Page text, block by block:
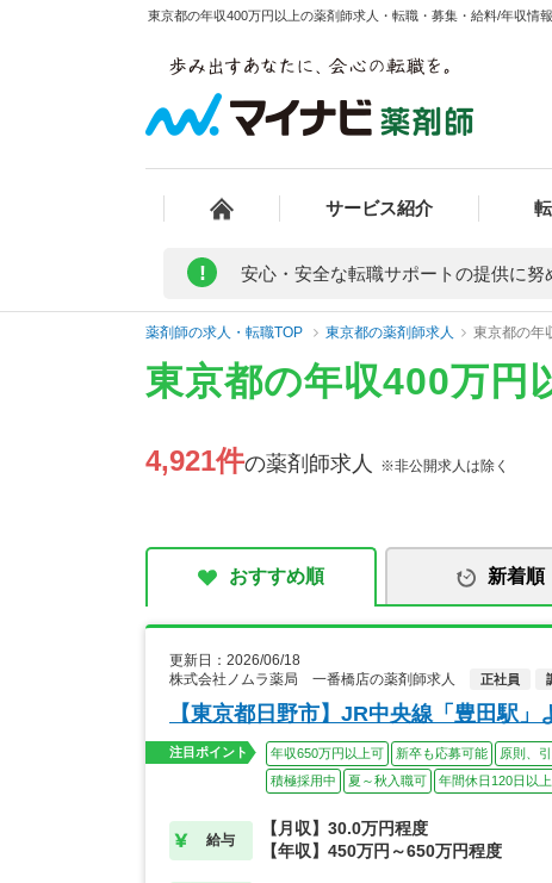
東京都の年収400万円以上の薬剤師求人・転職・募集・給料/年収情
サービス紹介
! 安心・安全な転職サポートの提供に努
薬剤師の求人・転職TOP 東京都の薬剤師求人 東京都の年
東京都の年収400万円
4,921件の薬剤師求人 ※非公開求人は除く
おすすめ順 新着順
更新日：2026/06/18
株式会社ノムラ薬局 一番橋店の薬剤師求人
正社員
【東京都日野市】JR中央線「豊田駅」
注目ポイント 年収650万円以上可 新卒も応募可能 原則、
積極採用中
夏～秋入職可 年間休日120日以上
給与
【月収】30.0万円程度
【年収】450万円～650万円程度